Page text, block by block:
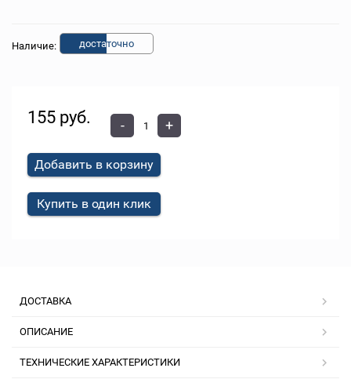
Наличие: достаточно
155 руб. - +
Добавить в корзину
Купить в один клик
ДОСТАВКА
ОПИСАНИЕ
ТЕХНИЧЕСКИЕ ХАРАКТЕРИСТИКИ